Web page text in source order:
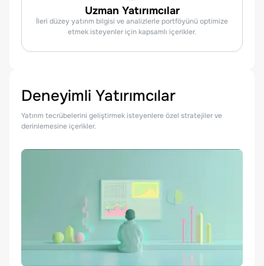
Uzman Yatırımcılar
İleri düzey yatırım bilgisi ve analizlerle portföyünü optimize
etmek isteyenler için kapsamlı içerikler.
Deneyimli Yatırımcılar
Yatırım tecrübelerini geliştirmek isteyenlere özel stratejiler ve
derinlemesine içerikler.